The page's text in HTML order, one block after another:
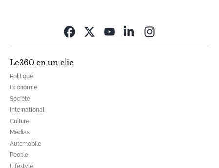
Le360 en un clic
Politique
Economie
Société
International
Culture
Médias
Automobile
People
Lifestyle